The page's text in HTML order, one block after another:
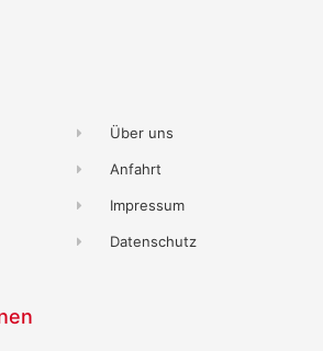
Über uns
Anfahrt
Impressum
Datenschutz